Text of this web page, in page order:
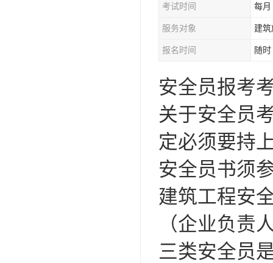
考试时间 每月
服务对象 建
报名时间 随时
安全员报考
关于安全员
定必须要持
安全员书须
建筑工程安
（企业负责
三类安全员